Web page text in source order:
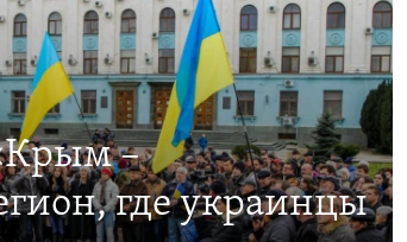
–
где украинцы